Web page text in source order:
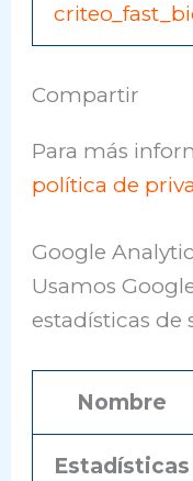
Compartir
Para más
política de
Google
Usamos
estadísticas de
Nombre
Estadísticas